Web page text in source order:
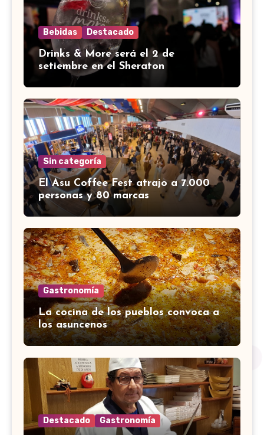
Bebidas Destacado
Drinks & More será el 2 de
setiembre en el Sheraton
Sin categoría
El Asu Coffee Fest atrajo a 7.000
personas y 80 marcas
Gastronomía
La cocina de los pueblos convoca a
los asuncenos
Destacado Gastronomía